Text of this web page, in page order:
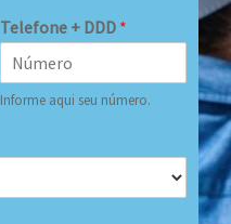
Telefone + DDD *
Informe aqui seu número.